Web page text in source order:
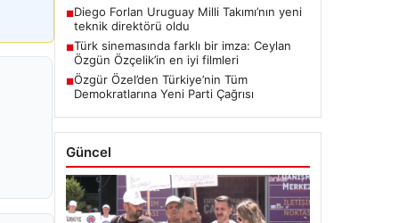
■Diego Forlan Uruguay Milli Takımı’nın yeni
teknik direktörü oldu
■Türk sinemasında farklı bir imza: Ceylan
Özgün Özçelik’in en iyi filmleri
■Özgür Özel’den Türkiye’nin Tüm
Demokratlarına Yeni Parti Çağrısı
Güncel